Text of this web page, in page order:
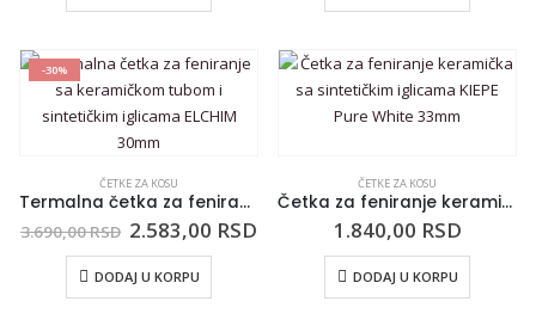
-30%
ČETKE ZA KOSU
Termalna četka za feniranje sa keramičkom tubom i sintetičkim iglicama ELCHIM 30mm
3.690,00RSD 2.583,00 RSD
DODAJ U KORPU
ČETKE ZA KOSU
Četka za feniranje keramička sa sintetičkim iglicama KIEPE Pure White 33mm
1.840,00 RSD
DODAJ U KORPU